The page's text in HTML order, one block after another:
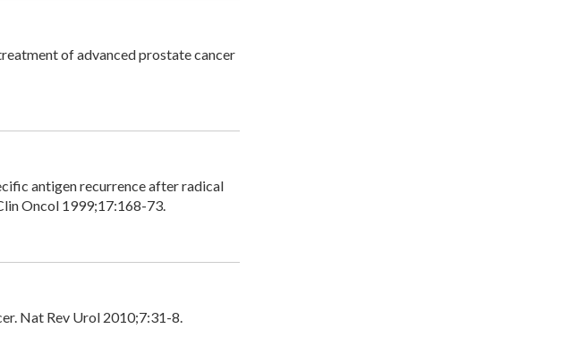
of advanced prostate cancer
antigen recurrence after radical
Oncol 1999;17:168-73.
Nat Rev Urol 2010;7:31-8.